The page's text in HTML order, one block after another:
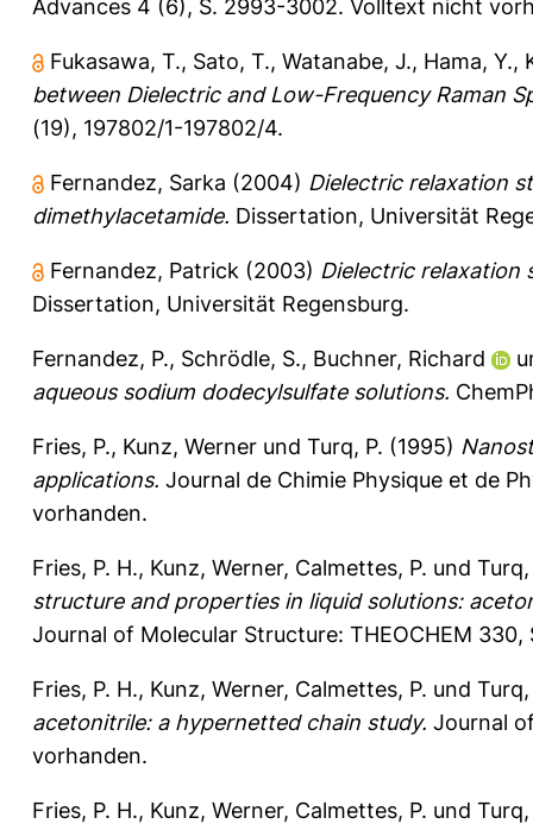
Advances 4 (6), S. 2993-3002. Volltext nicht
Fukasawa, T., Sato, T., Watanabe, J., Hama, Y.,
between Dielectric and Low-Frequency Raman
(19), 197802/1-197802/4.
Fernandez, Sarka (2004) Dielectric relaxation
dimethylacetamide. Dissertation, Universität
Fernandez, Patrick (2003) Dielectric relaxation
Dissertation, Universität Regensburg.
Fernandez, P., Schrödle, S., Buchner, Richard
aqueous sodium dodecylsulfate solutions.
Fries, P., Kunz, Werner und Turq, P. (1995)
applications. Journal de Chimie Physique et de
vorhanden.
Fries, P. H., Kunz, Werner, Calmettes, P. und Turq,
structure and properties in liquid solutions:
Journal of Molecular Structure: THEOCHEM
Fries, P. H., Kunz, Werner, Calmettes, P. und Turq,
acetonitrile: a hypernetted chain study. Journal
vorhanden.
Fries, P. H., Kunz, Werner, Calmettes, P. und Turq,